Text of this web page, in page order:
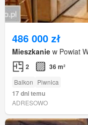
486 000 zł
Mieszkanie w Powiat
2 36 m²
Balkon Piwnica
17 dni temu
ADRESOWO